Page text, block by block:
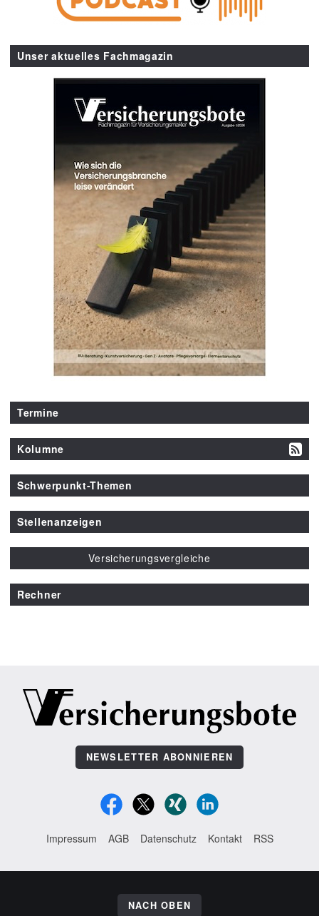
Unser aktuelles Fachmagazin
Termine
Kolumne
Schwerpunkt-Themen
Stellenanzeigen
Versicherungsvergleiche
Rechner
NEWSLETTER ABONNIEREN
Impressum AGB Datenschutz Kontakt RSS
NACH OBEN